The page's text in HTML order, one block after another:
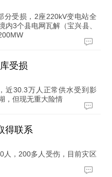
分受损，2座220kV变电站全
3个县电网瓦解（宝兴县、
受损
近30.3万人正常供水受到影
，但现无重大险情
得联系
人，200多人受伤，目前灾区